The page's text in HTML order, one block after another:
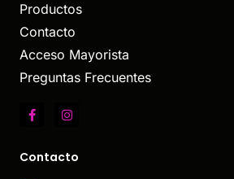
Productos
Contacto
Acceso Mayorista
Preguntas Frecuentes
Contacto